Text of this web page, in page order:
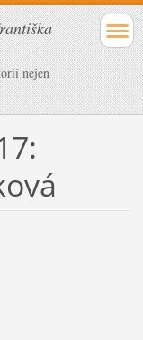
nejen